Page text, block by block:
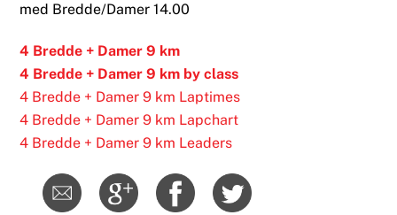
med Bredde/Damer 14.00
4 Bredde + Damer 9 km
4 Bredde + Damer 9 km by class
4 Bredde + Damer 9 km Laptimes
4 Bredde + Damer 9 km Lapchart
4 Bredde + Damer 9 km Leaders